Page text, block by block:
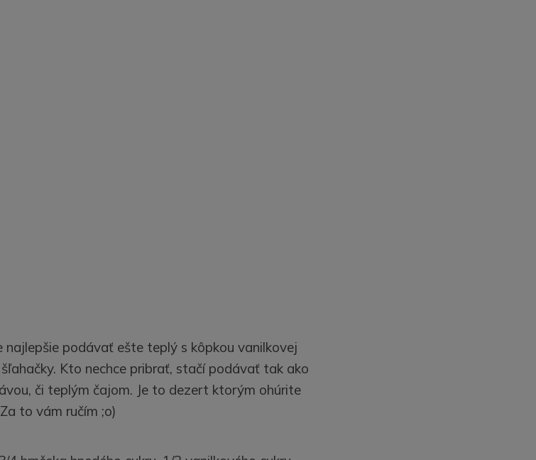
podávať ešte teplý s kôpkou vanilkovej
Kto nechce pribrať, stačí podávať tak ako
či teplým čajom. Je to dezert ktorým ohúrite
to vám ručím ;o)